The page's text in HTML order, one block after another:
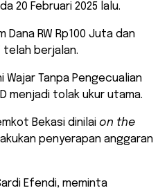
20 Februari 2025 lalu.
Dana RW Rp100 Juta dan
telah berjalan.
Wajar Tanpa Pengecualian
menjadi tolak ukur utama.
Bekasi dinilai on the
penyerapan anggaran
Efendi, meminta